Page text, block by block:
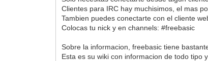
Clientes para IRC hay muchisimos, el mas
Tambien puedes conectarte con el cliente
Colocas tu nick y en channels: #freebasic
Sobre la informacion, freebasic tiene
Esta es su wiki con informacion de todo tipo